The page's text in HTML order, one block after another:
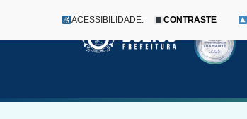
Pular
conteúdo
MenuACESSIBILIDADE: CONTRASTE